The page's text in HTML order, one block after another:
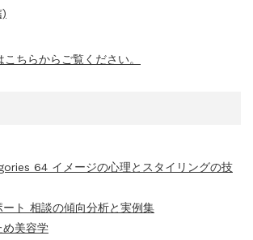
)
ちらからご覧ください。
64 イメージの心理とスタイリングの技
ート 相談の傾向分析と実例集
め美容学